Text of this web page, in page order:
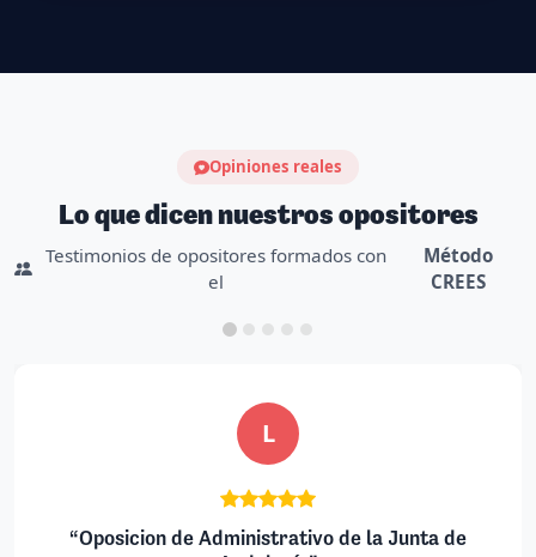
Opiniones reales
Lo que dicen nuestros opositores
Testimonios de opositores formados con
el
Método
CREES
“Auxiliar Administrativo Local”